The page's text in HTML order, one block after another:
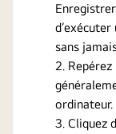
sans
ordinateur.
Cliquez